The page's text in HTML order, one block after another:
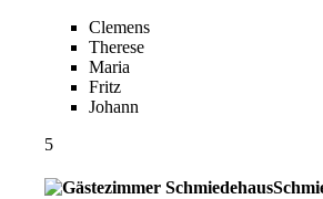
Clemens
Therese
Maria
Fritz
Johann
5